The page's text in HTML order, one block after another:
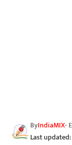
Last updated:
ByIndiaMIX-